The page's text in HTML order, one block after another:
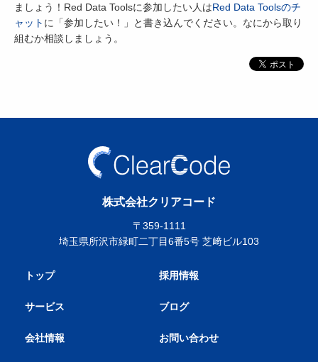
ましょう！Red Data Toolsに参加したい人はRed Data Toolsのチ
ャット に「参加したい！」と書き込んでください。なにから取り
組むか相談しましょう。
株式会社クリアコード
〒359-1111
埼玉県所沢市緑町二丁目6番5号 芝﨑ビル103
トップ
サービス
会社情報
採用情報
ブログ
お問い合わせ